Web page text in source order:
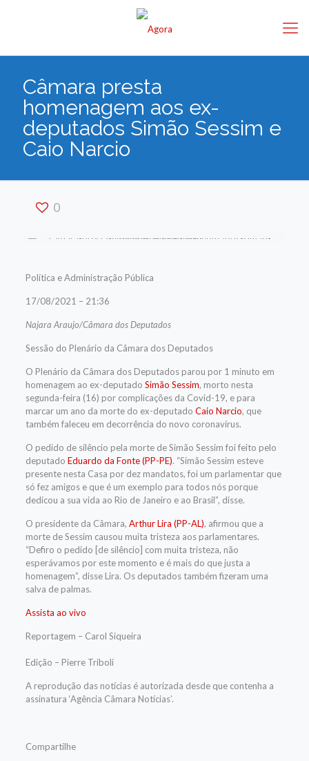
Câmara presta
homenagem aos ex-
deputados Simão Sessim e
Caio Narcio
0
Política e Administração Pública
17/08/2021 – 21:36
Najara Araujo/Câmara dos Deputados
Sessão do Plenário da Câmara dos Deputados
O Plenário da Câmara dos Deputados parou por 1 minuto em
homenagem ao ex-deputado Simão Sessim, morto nesta
segunda-feira (16) por complicações da Covid-19, e para
marcar um ano da morte do ex-deputado Caio Narcio, que
também faleceu em decorrência do novo coronavírus.
O pedido de silêncio pela morte de Simão Sessim foi feito pelo
deputado Eduardo da Fonte (PP-PE). “Simão Sessim esteve
presente nesta Casa por dez mandatos, foi um parlamentar que
só fez amigos e que é um exemplo para todos nós porque
dedicou a sua vida ao Rio de Janeiro e ao Brasil”, disse.
O presidente da Câmara, Arthur Lira (PP-AL), afirmou que a
morte de Sessim causou muita tristeza aos parlamentares.
“Defiro o pedido [de silêncio] com muita tristeza, não
esperávamos por este momento e é mais do que justa a
homenagem”, disse Lira. Os deputados também fizeram uma
salva de palmas.
Assista ao vivo
Reportagem – Carol Siqueira
Edição – Pierre Triboli
A reprodução das notícias é autorizada desde que contenha a
assinatura ‘Agência Câmara Notícias’.
Compartilhe